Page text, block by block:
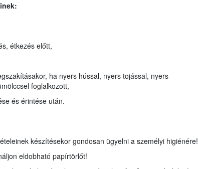
étkezés előtt,
ha nyers hússal, nyers tojással, nyers
foglalkozott,
és érintése után.
készítésekor gondosan ügyelni a személyi higiénére!
eldobható papírtörlőt!